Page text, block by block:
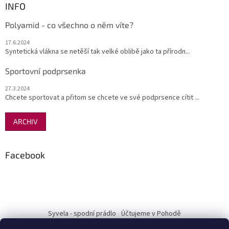
INFO
Polyamid - co všechno o něm víte?
17.6.2024
Syntetická vlákna se netěší tak velké oblibě jako ta přírodn...
Sportovní podprsenka
27.3.2024
Chcete sportovat a přitom se chcete ve své podprsence cítit ...
ARCHIV
Facebook
Syvela - spodní prádlo Účtujeme v Pohodě